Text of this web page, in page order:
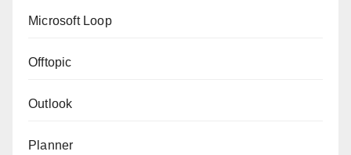
Microsoft Loop
Offtopic
Outlook
Planner